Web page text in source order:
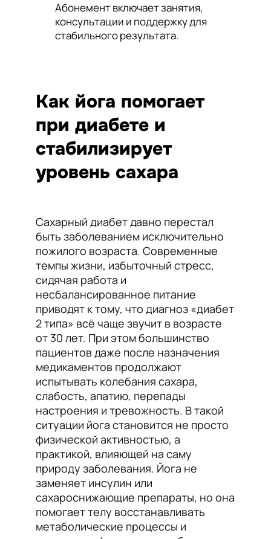
Абонемент включает занятия,
консультации и поддержку для
стабильного результата.
Как йога помогает
при диабете и
стабилизирует
уровень сахара
Сахарный диабет давно перестал
быть заболеванием исключительно
пожилого возраста. Современные
темпы жизни, избыточный стресс,
сидячая работа и
несбалансированное питание
приводят к тому, что диагноз «диабет
2 типа» всё чаще звучит в возрасте
от 30 лет. При этом большинство
пациентов даже после назначения
медикаментов продолжают
испытывать колебания сахара,
слабость, апатию, перепады
настроения и тревожность. В такой
ситуации йога становится не просто
физической активностью, а
практикой, влияющей на саму
природу заболевания. Йога не
заменяет инсулин или
сахароснижающие препараты, но она
помогает телу восстанавливать
метаболические процессы и